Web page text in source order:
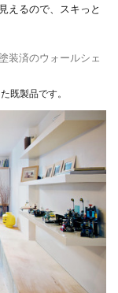
えるので、スキっと
装済のウォールシェ
既製品です。